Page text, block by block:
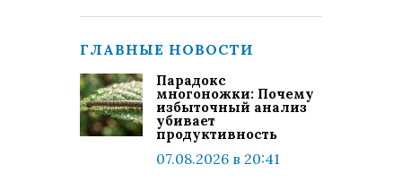
ГЛАВНЫЕ НОВОСТИ
Парадокс
многоножки: Почему
избыточный анализ
убивает
продуктивность
07.08.2026 в 20:41